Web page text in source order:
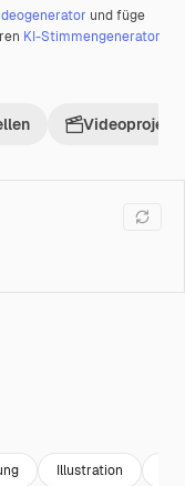
und füge
KI-Stimmengenerator
Videoprojekt
Illustration